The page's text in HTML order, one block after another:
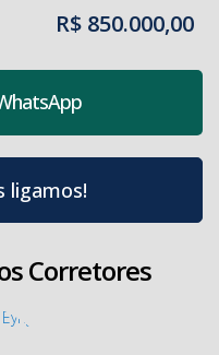
R$ 850.000,00
ligamos!
Corretores